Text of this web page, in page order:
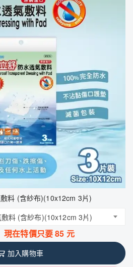
料 (含紗布)(10x12cm 3片)
料 (含紗布)(10x12cm 3片)
現在特價只要85 元
加入購物車